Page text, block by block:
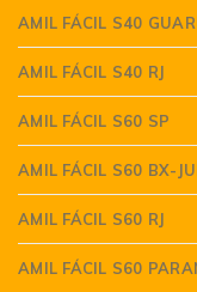
AMIL FÁCIL S40
AMIL FÁCIL S40 RJ
AMIL FÁCIL S60 SP
AMIL FÁCIL S60 BX-
AMIL FÁCIL S60 RJ
AMIL FÁCIL S60